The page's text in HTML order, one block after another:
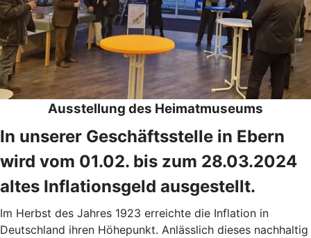
Ausstellung des Heimatmuseums
In unserer Geschäftsstelle in Ebern
wird vom 01.02. bis zum 28.03.2024
altes Inflationsgeld ausgestellt.
Im Herbst des Jahres 1923 erreichte die Inflation in
Deutschland ihren Höhepunkt. Anlässlich dieses nachhaltig